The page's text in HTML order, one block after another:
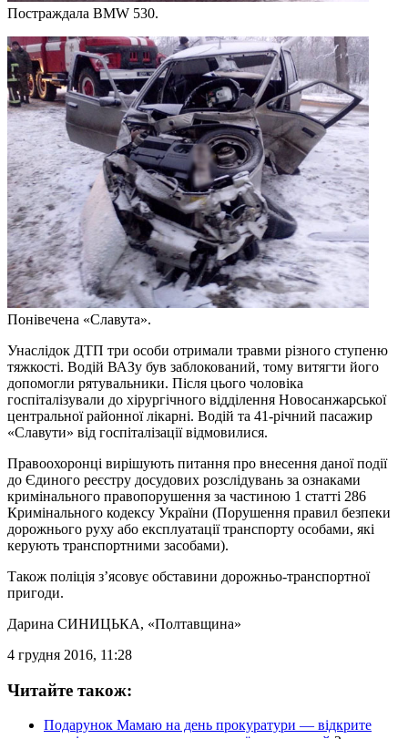
Постраждала BMW 530.
Понівечена «Славута».
Унаслідок ДТП три особи отримали травми різного ступеню
тяжкості. Водій ВАЗу був заблокований, тому витягти його
допомогли рятувальники. Після цього чоловіка
госпіталізували до хірургічного відділення Новосанжарської
центральної районної лікарні. Водій та 41-річний пасажир
«Славути» від госпіталізації відмовилися.
Правоохоронці вирішують питання про внесення даної події
до Єдиного реєстру досудових розслідувань за ознаками
кримінального правопорушення за частиною 1 статті 286
Кримінального кодексу України (Порушення правил безпеки
дорожнього руху або експлуатації транспорту особами, які
керують транспортними засобами).
Також поліція з’ясовує обставини дорожньо-транспортної
пригоди.
Дарина СИНИЦЬКА, «Полтавщина»
4 грудня 2016, 11:28
Читайте також:
Подарунок Мамаю на день прокуратури — відкрите